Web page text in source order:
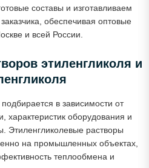
составы и изготавливаем
обеспечивая оптовые
и всей России.
этиленгликоля и
в зависимости от
характеристик оборудования и
Этиленгликолевые растворы
на промышленных объектах,
теплообмена и